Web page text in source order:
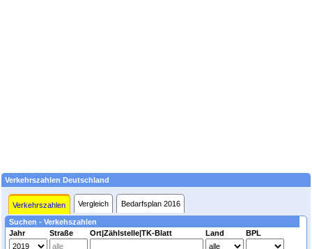
Verkehrszahlen Deutschland
Verkehrszahlen Vergleich Bedarfsplan 2016
Suchen - Verkehszahlen
Jahr
Straße Ort|Zählstelle|TK-Blatt Land BPL